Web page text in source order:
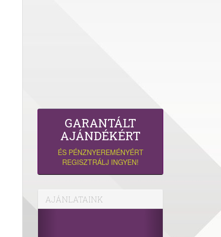
GARANTÁLT
AJÁNDÉKÉRT
ÉS PÉNZNYEREMÉNYÉRT
REGISZTRÁLJ INGYEN!
AJÁNLATAINK